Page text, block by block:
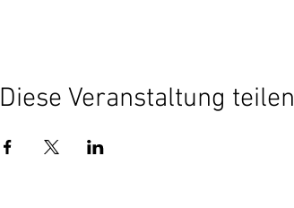
Diese Veranstaltung teilen